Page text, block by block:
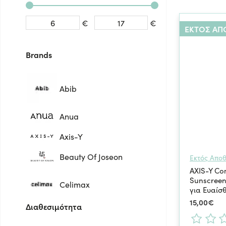
€ €
Brands
Abib
Anua
Axis-Y
Beauty Of Joseon
Celimax
CosrX
Διαθεσιμότητα
τύπων gel,
Επιλέξτε
κορεατική
ΕΚΤΌΣ
Εκτός
AXIS-Y
για
15,00€